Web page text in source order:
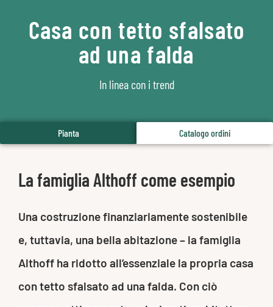
Casa con tetto sfalsato
ad una falda
In linea con i trend
Pianta Catalogo ordini
La famiglia Althoff come esempio
Una costruzione finanziariamente sostenibile
e, tuttavia, una bella abitazione – la famiglia
Althoff ha ridotto all’essenziale la propria casa
con tetto sfalsato ad una falda. Con ciò